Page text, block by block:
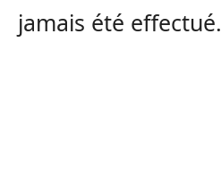
jamais été effectué.